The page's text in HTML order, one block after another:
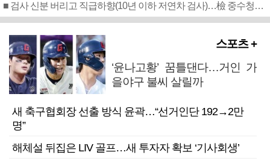
■ 검사 신분 버리고 직급하향(10년 이하 저연차 검사)…檢 중수청행 기피
스포츠 +
‘윤나고황’ 꿈틀댄다…거인 가
을야구 불씨 살릴까
새 축구협회장 선출 방식 윤곽…“선거인단 192→2만
명”
해체설 뒤집은 LIV 골프…새 투자자 확보 ‘기사회생’